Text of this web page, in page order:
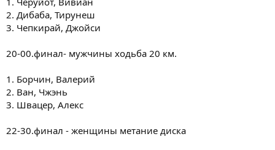
2. Дибаба, Тирунеш
3. Чепкирай, Джойси
20-00.финал- мужчины ходьба 20 км.
1. Борчин, Валерий
2. Ван, Чжэнь
3. Швацер, Алекс
22-30.финал - женщины метание диска